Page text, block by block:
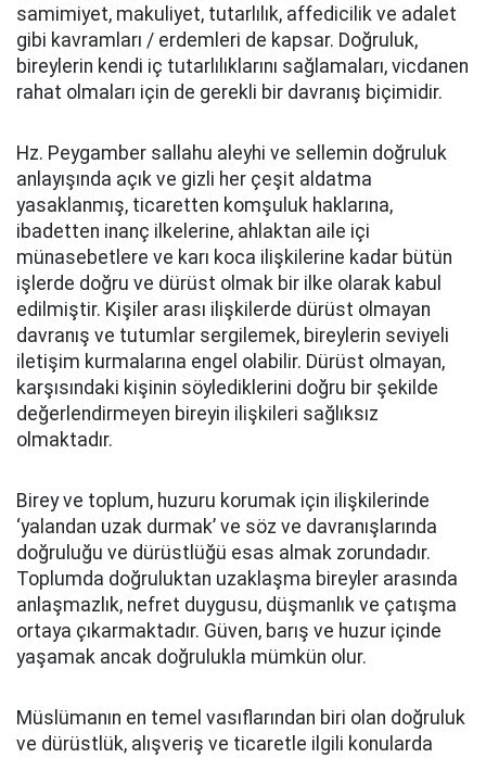
samimiyet, makuliyet, tutarlılık, affedicilik ve adalet
gibi kavramları / erdemleri de kapsar. Doğruluk,
bireylerin kendi iç tutarlılıklarını sağlamaları, vicdanen
rahat olmaları için de gerekli bir davranış biçimidir.
Hz. Peygamber sallahu aleyhi ve sellemin doğruluk
anlayışında açık ve gizli her çeşit aldatma
yasaklanmış, ticaretten komşuluk haklarına,
ibadetten inanç ilkelerine, ahlaktan aile içi
münasebetlere ve karı koca ilişkilerine kadar bütün
işlerde doğru ve dürüst olmak bir ilke olarak kabul
edilmiştir. Kişiler arası ilişkilerde dürüst olmayan
davranış ve tutumlar sergilemek, bireylerin seviyeli
iletişim kurmalarına engel olabilir. Dürüst olmayan,
karşısındaki kişinin söylediklerini doğru bir şekilde
değerlendirmeyen bireyin ilişkileri sağlıksız
olmaktadır.
Birey ve toplum, huzuru korumak için ilişkilerinde
‘yalandan uzak durmak’ ve söz ve davranışlarında
doğruluğu ve dürüstlüğü esas almak zorundadır.
Toplumda doğruluktan uzaklaşma bireyler arasında
anlaşmazlık, nefret duygusu, düşmanlık ve çatışma
ortaya çıkarmaktadır. Güven, barış ve huzur içinde
yaşamak ancak doğrulukla mümkün olur.
Müslümanın en temel vasıflarından biri olan doğruluk
ve dürüstlük, alışveriş ve ticaretle ilgili konularda